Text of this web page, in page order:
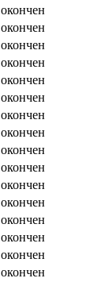
окончен
окончен
окончен
окончен
окончен
окончен
окончен
окончен
окончен
окончен
окончен
окончен
окончен
окончен
окончен
окончен